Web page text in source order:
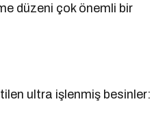
düzeni çok önemli bir
ultra işlenmiş besinler: